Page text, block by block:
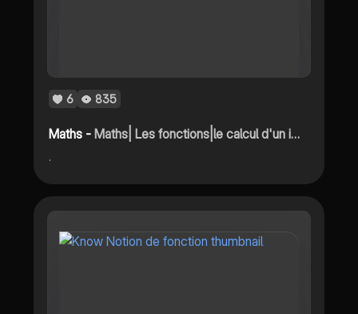
6 835
Maths -Maths| Les fonctions|le calcul d'un image/un antécédent par une fonction
.